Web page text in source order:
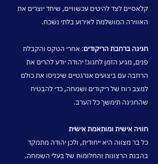
קלאסיים לצד להיטים עכשוויים, שיחד יוצרים את
האווירה המושלמת לאירוע בלתי נשכח.
חגיגה ברחבת הריקודים: אחרי הטקס והקבלת
פנים, מגיע הזמן לחגוג! יהודה יודע להרים את
הרחבה עם ביצועים אנרגטיים שיכניסו את כולם
למצב רוח של ריקודים ושמחה, כדי להבטיח
שהחגיגה תימשך כל הערב.
חוויה אישית ומותאמת אישית
כל בר מצווה היא ייחודית, ולכן יהודה מתמקד
בהבנת הרצונות והחלומות של בעלי השמחה.